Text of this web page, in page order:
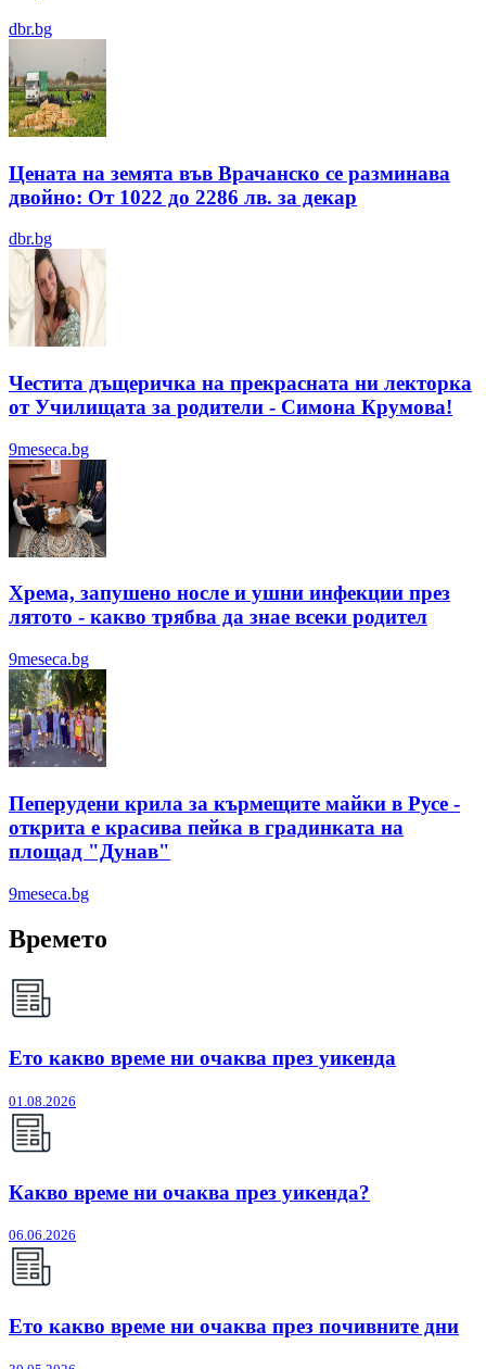
dbr.bg
Цената на земята във Врачанско се разминава
двойно: От 1022 до 2286 лв. за декар
dbr.bg
Честита дъщеричка на прекрасната ни лекторка
от Училищата за родители - Симона Крумова!
9meseca.bg
Хрема, запушено носле и ушни инфекции през
лятотo - какво трябва да знае всеки родител
9meseca.bg
Пеперудени крила за кърмещите майки в Русе -
открита е красива пейка в градинката на
площад "Дунав"
9meseca.bg
Времето
Ето какво време ни очаква през уикенда
01.08.2026
Какво време ни очаква през уикенда?
06.06.2026
Ето какво време ни очаква през почивните дни